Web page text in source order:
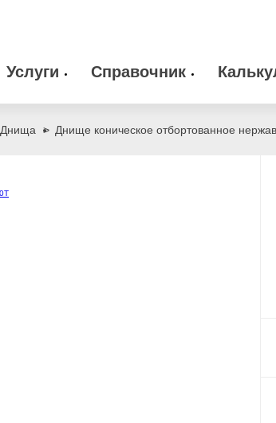
Услуги Справочник
Днища Днище коническое отбортованное